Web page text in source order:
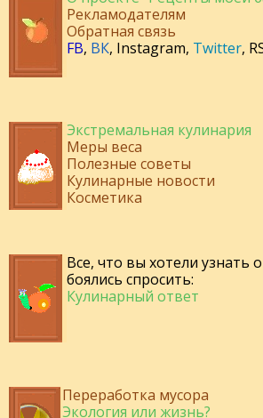
Рекламодателям
Обратная связь
FB, ВК, Instagram, Twitter,
Экстремальная кулинария
Меры веса
Полезные советы
Кулинарные новости
Косметика
Все, что вы хотели узнать
боялись спросить:
Кулинарный ответ
Переработка мусора
Экология или жизнь?